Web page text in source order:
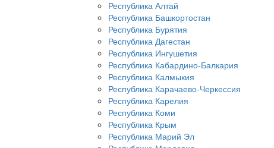
Республика Алтай
Республика Башкортостан
Республика Бурятия
Республика Дагестан
Республика Ингушетия
Республика Кабардино-Балкария
Республика Калмыкия
Республика Карачаево-Черкессия
Республика Карелия
Республика Коми
Республика Крым
Республика Марий Эл